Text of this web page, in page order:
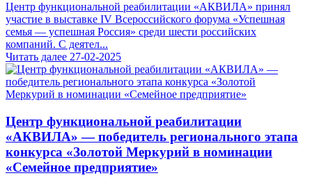
Центр функциональной реабилитации «АКВИЛА» принял
участие в выставке IV Всероссийского форума «Успешная
семья — успешная Россия» среди шести российских
компаний. С деятел...
Читать далее 27-02-2025
Центр функциональной реабилитации
«АКВИЛА» — победитель регионального этапа
конкурса «Золотой Меркурий в номинации
«Семейное предприятие»